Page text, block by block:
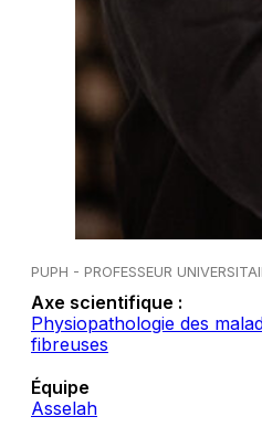
PUPH - PROFESSEUR
Axe scientifique :
Physiopathologie des
fibreuses
Équipe
Asselah